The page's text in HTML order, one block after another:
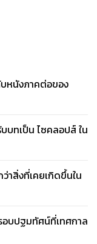
หนังภาคต่อของ
บทเป็น ไซคลอปส์ ใน
าสิ่งที่เคยเกิดขึ้นใน
บปฐมทัศน์ที่เทศกาล